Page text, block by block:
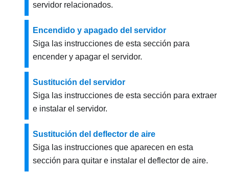
servidor relacionados.
Encendido y apagado del servidor
Siga las instrucciones de esta sección para
encender y apagar el servidor.
Sustitución del servidor
Siga las instrucciones de esta sección para extraer
e instalar el servidor.
Sustitución del deflector de aire
Siga las instrucciones que aparecen en esta
sección para quitar e instalar el deflector de aire.